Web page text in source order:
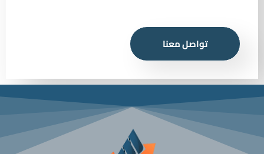
تواصل معنا